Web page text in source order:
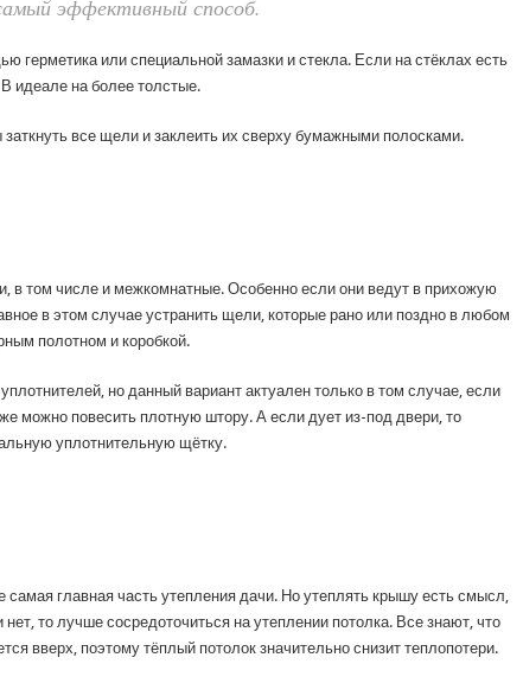
эффективный способ.
герметика или специальной замазки и стекла. Если на стёклах есть
идеале на более толстые.
все щели и заклеить их сверху бумажными полосками.
в том числе и межкомнатные. Особенно если они ведут в прихожую
в этом случае устранить щели, которые рано или поздно в любом
полотном и коробкой.
но данный вариант актуален только в том случае, если
можно повесить плотную штору. А если дует из-под двери, то
уплотнительную щётку.
самая главная часть утепления дачи. Но утеплять крышу есть смысл,
то лучше сосредоточиться на утеплении потолка. Все знают, что
вверх, поэтому тёплый потолок значительно снизит теплопотери.